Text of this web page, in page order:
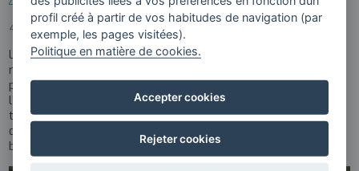
4gune, nouveau Regional Skills Partnership européen
4GUNE 12 NOVEMBRE 2024
La Commission européenne a inclus 4gune parmi les initiatives
reconnues dans le cadre du 4e anniversaire du Pacte européen
pour les compétences. 4gune - cluster basque pour
l’enseignement universitaire en ingénierie, sciences et
technologies, et son écosystème, contribueront au
développement des talents et de la compétitivité au Pays
basque d’ici 2030.
profil créé à partir de vos habitudes de navigation (par
exemple, les pages visitées).
Politique en matière de cookies.
Accepter cookies
Rejeter cookies